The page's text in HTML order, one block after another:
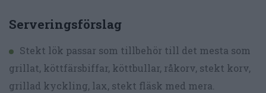
Serveringsförslag
Stekt lök passar som tillbehör till det mesta som
grillat, köttfärsbiffar, köttbullar, råkorv, stekt korv,
grillad kyckling, lax, stekt fläsk med mera.